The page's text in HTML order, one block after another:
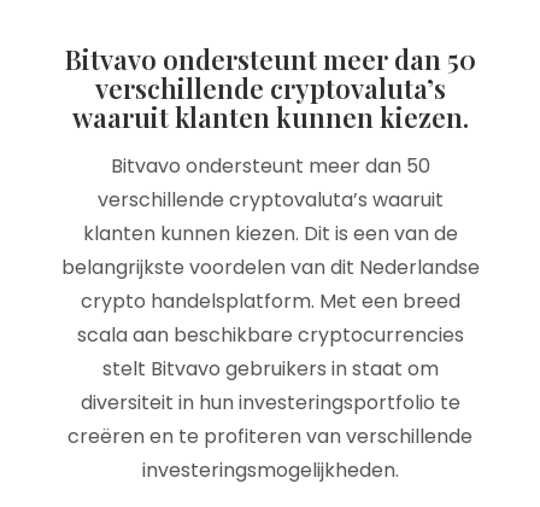
Bitvavo ondersteunt meer dan 50
verschillende cryptovaluta’s
waaruit klanten kunnen kiezen.
Bitvavo ondersteunt meer dan 50
verschillende cryptovaluta’s waaruit
klanten kunnen kiezen. Dit is een van de
belangrijkste voordelen van dit Nederlandse
crypto handelsplatform. Met een breed
scala aan beschikbare cryptocurrencies
stelt Bitvavo gebruikers in staat om
diversiteit in hun investeringsportfolio te
creëren en te profiteren van verschillende
investeringsmogelijkheden.